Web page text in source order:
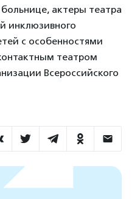
актеры театра
инклюзивного
с особенностями
театром
Всероссийского